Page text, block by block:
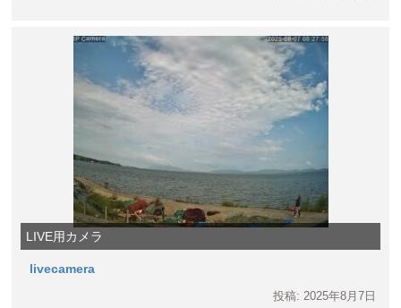
LIVE用カメラ
livecamera
投稿: 2025年8月7日